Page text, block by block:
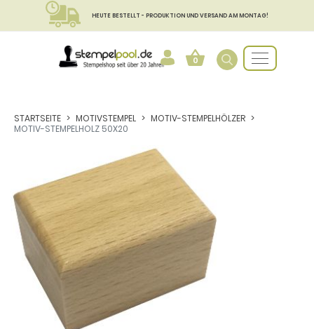
HEUTE BESTELLT - PRODUKTION UND VERSAND AM MONTAG!
0
STARTSEITE MOTIVSTEMPEL
MOTIV-STEMPELHÖLZER
MOTIV-STEMPELHOLZ 50X20